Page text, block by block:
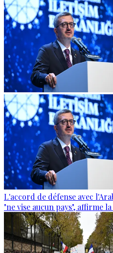
L'accord de défense avec
"ne vise aucun pays", affirme